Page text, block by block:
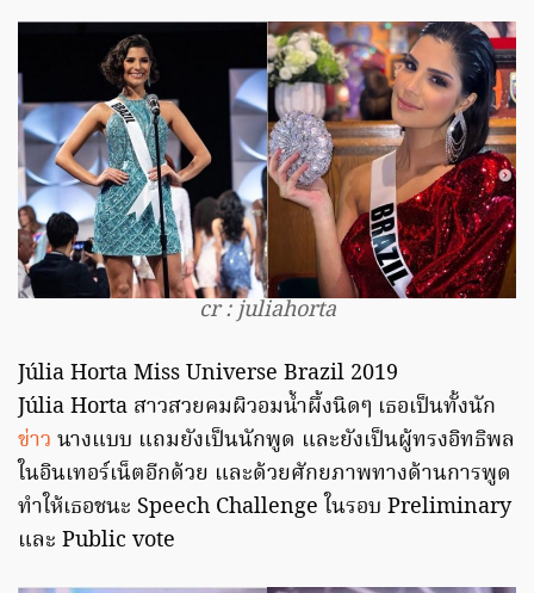
cr : juliahorta
Júlia Horta Miss Universe Brazil 2019
Júlia Horta สาวสวยคมผิวอมน้ำผึ้งนิดๆ เธอเป็นทั้งนัก
ข่าว นางแบบ แถมยังเป็นนักพูด และยังเป็นผู้ทรงอิทธิพล
ในอินเทอร์เน็ตอีกด้วย และด้วยศักยภาพทางด้านการพูด
ทำให้เธอชนะ Speech Challenge ในรอบ Preliminary
และ Public vote